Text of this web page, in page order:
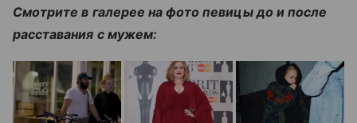
Смотрите в галерее на фото певицы до и после
расставания с мужем: